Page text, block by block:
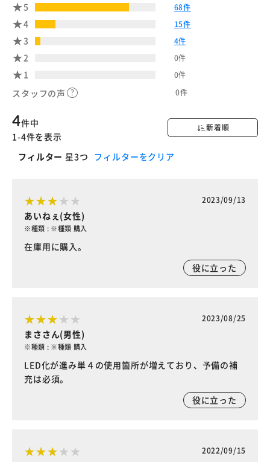
5 68件
4 15件
3 4件
2 0件
1 0件
スタッフの声 0件
新着順
4件中
1-4件を表示
フィルター 星3つ フィルターをクリア
2023/09/13
あいねぇ(女性)
※種類 : ※種類 購入
在庫用に購入。
役に立った
2023/08/25
まささん(男性)
※種類 : ※種類 購入
LED化が進み単４の使用箇所が増えており、予備の補
充は必須。
役に立った
2022/09/15